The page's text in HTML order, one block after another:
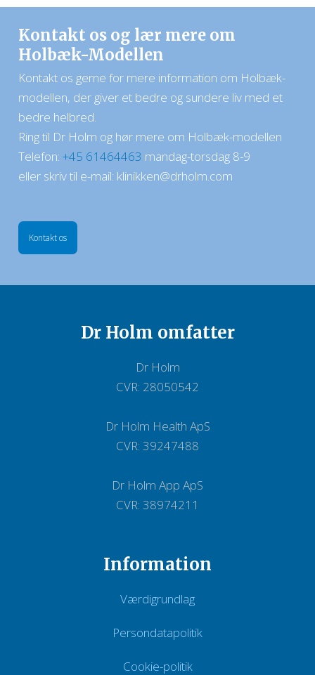
Kontakt os og lær mere om
Holbæk-Modellen
​Kontakt os gerne for mere information om Holbæk-
modellen, der giver et bedre og sundere liv med et
bedre helbred.
Ring til Dr Holm og hør mere om Holbæk-modellen
Telefon:​+45 61464463 mandag-torsdag 8-9
eller skriv til e-mail: klinikken@drholm.com
Kontakt os
Dr Holm​ omfatter
Dr Holm
CVR: 28050542
Dr Holm Health ApS
CVR: 39247488
Dr Holm App ApS
CVR: 38974211
Information
Værdigrundlag
Persondatapolitik
Cookie-politik